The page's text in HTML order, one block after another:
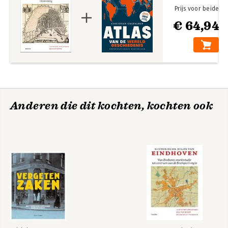
€ 64,94
Prijs voor beide
Anderen die dit kochten, kochten ook